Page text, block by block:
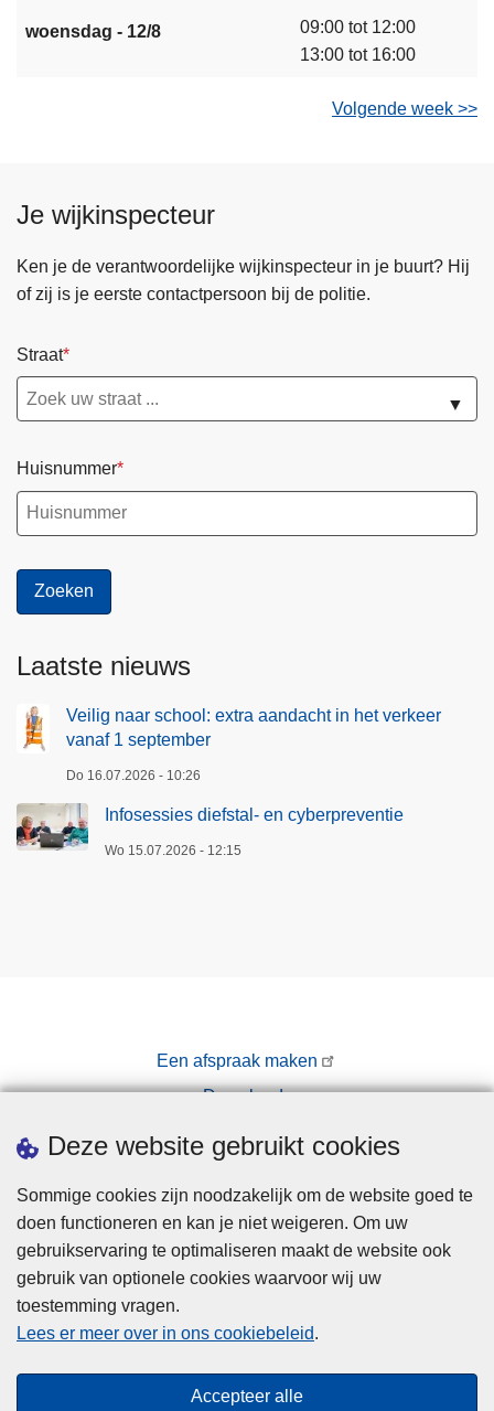
Deze website gebruikt cookies
Sommige cookies zijn noodzakelijk om de website goed te
doen functioneren en kan je niet weigeren. Om uw
gebruikservaring te optimaliseren maakt de website ook
gebruik van optionele cookies waarvoor wij uw
toestemming vragen.
Lees er meer over in ons cookiebeleid.
Accepteer alle
woensdag - 12/8
09:00 tot 12:00
13:00 tot 16:00
Volgende week >>
Je wijkinspecteur
Ken je de verantwoordelijke wijkinspecteur in je buurt? Hij
of zij is je eerste contactpersoon bij de politie.
Straat
▼
Huisnummer
Laatste nieuws
Veilig naar school: extra aandacht in het verkeer
vanaf 1 september
Do 16.07.2026 - 10:26
Infosessies diefstal- en cyberpreventie
Wo 15.07.2026 - 12:15
Een afspraak maken
Downloads
Privacy
Cookies